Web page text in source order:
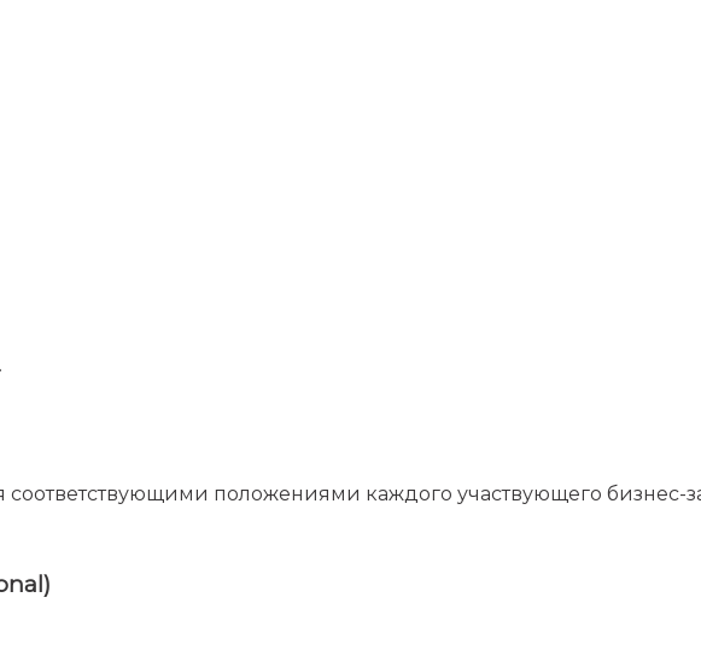
соответствующими положениями каждого участвующего бизнес-